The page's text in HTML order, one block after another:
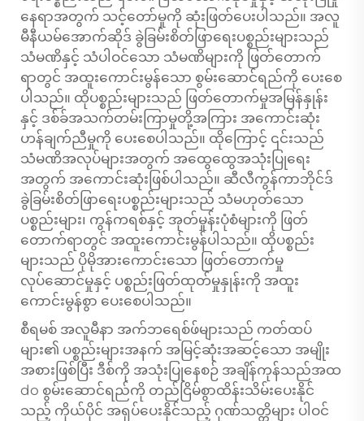
နေရာအတွက် သင့်တော်မှုကို ဆုံးဖြတ်ပေးပါသည်။ အလူ
မီနီယမ်အောက်ဆိုဒ် ခွဲခြမ်းစိတ်ဖြာရေးပစ္စည်းများသည်
သံမဏိနှင့် သံပါဝင်သော သံမဏိများကို ဖြတ်တောက်
ရာတွင် အထူးကောင်းမွန်သော စွမ်းဆောင်ရည်ကို ပေးစေ
ပါသည်။ ထိုပစ္စည်းများသည် ဖြတ်တောက်မှုအမြန်နှုန်း
နှင့် ဒစ်ခ်အသက်တမ်းကြာမှုတို့အကြား အကောင်းဆုံး
ဟန်ချက်ညီမှုကို ပေးစေပါသည်။ ထိုကြောင့် ၎င်းသည်
သံမဏိအလုပ်များအတွက် အထွေထွေအသုံးပြုရေး
အတွက် အကောင်းဆုံးဖြစ်ပါသည်။ ဆီလီကွန်ကာဘိုင်ဒ်
ခွဲခြမ်းစိတ်ဖြာရေးပစ္စည်းများသည် သံမဟုတ်သော
ပစ္စည်းများ၊ ကွန်ကရစ်နှင့် အုတ်မှုန်းပုံစံများကို ဖြတ်
တောက်ရာတွင် အထူးကောင်းမွန်ပါသည်။ ထိုပစ္စည်း
များသည် ပိုမိုအားကောင်းသော ဖြတ်တောက်မှု
လုပ်ဆောင်မှုနှင့် ပစ္စည်းဖြတ်ထုတ်မှုနှုန်းကို အထူး
ကောင်းမွန်စွာ ပေးစေပါသည်။
စီရမစ် အလူမီနာ အက်ဘရေစ်ဖ်များသည် ကတ်ထပ်
များ၏ ပစ္စည်းများအနက် အမြင့်ဆုံးအဆင့်သော အမျိုး
အစားဖြစ်ပြီး ဒီစ်ကို အသုံးပြုနေစဉ် အချိန်ကုန်သည်အထ
do စွမ်းဆောင်ရည်ကို တည်ငြိမ်စွာထိန်းသိမ်းပေးနိုင်
သည့် ကိုယ်ပိုင် အရှပ်ပေးနိုင်သည့် ဂုဏ်သတ္တိများ ပါဝင်